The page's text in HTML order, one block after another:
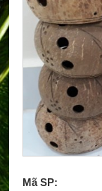
Mã SP: